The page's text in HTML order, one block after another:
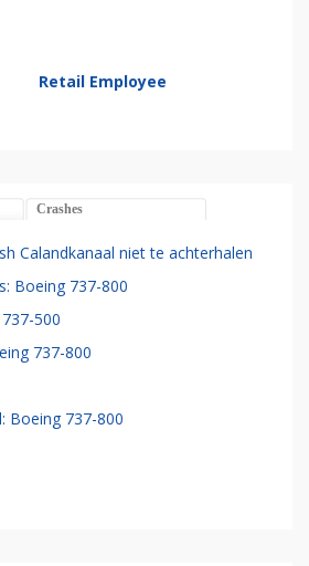
Retail Employee
Crashes
Calandkanaal niet te achterhalen
Boeing 737-800
500
737-800
Boeing 737-800